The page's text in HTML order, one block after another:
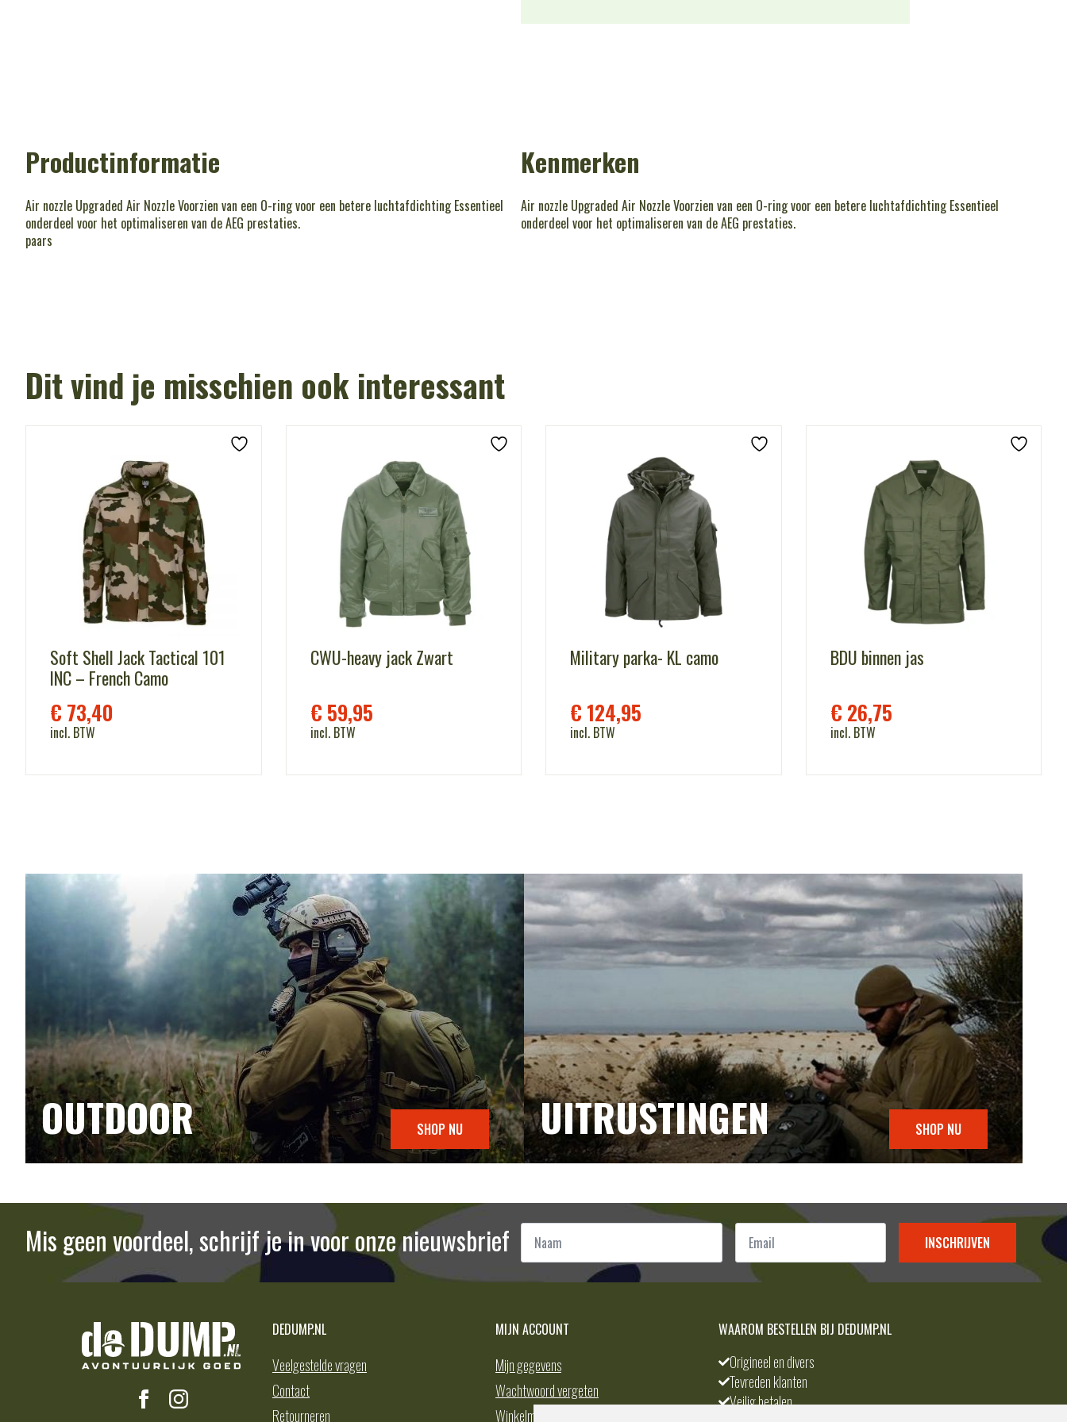
Productinformatie
Air nozzle Upgraded Air Nozzle Voorzien van een O-ring voor een betere luchtafdichting Essentieel
onderdeel voor het optimaliseren van de AEG prestaties.
paars
Kenmerken
Air nozzle Upgraded Air Nozzle Voorzien van een O-ring voor een betere luchtafdichting Essentieel
onderdeel voor het optimaliseren van de AEG prestaties.
Dit vind je misschien ook interessant
Soft Shell Jack Tactical 101
INC – French Camo
€ 73,40
incl. BTW
CWU-heavy jack Zwart
€ 59,95
incl. BTW
Military parka- KL camo
€ 124,95
incl. BTW
BDU binnen jas
€ 26,75
incl. BTW
OUTDOOR SHOP NU UITRUSTINGEN SHOP NU
Mis geen voordeel, schrijf je in voor onze nieuwsbrief Naam Email
INSCHRIJVEN
DEDUMP.NL
Veelgestelde vragen
Contact
Retourneren
MIJN ACCOUNT
Mijn gegevens
Wachtwoord vergeten
Winkelmand
WAAROM BESTELLEN BIJ DEDUMP.NL
Origineel en divers
Tevreden klanten
Veilig betalen